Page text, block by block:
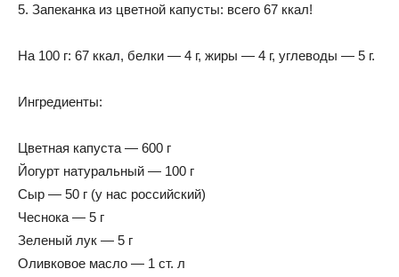
5. Запеканка из цветной капусты: всего 67 ккал!
На 100 г: 67 ккал, белки — 4 г, жиры — 4 г, углеводы — 5 г.
Ингредиенты:
Цветная капуста — 600 г
Йогурт натуральный — 100 г
Сыр — 50 г (у нас российский)
Чеснока — 5 г
Зеленый лук — 5 г
Оливковое масло — 1 ст. л